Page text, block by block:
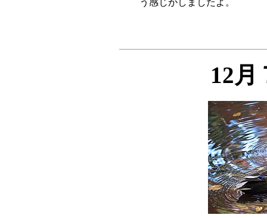
12月